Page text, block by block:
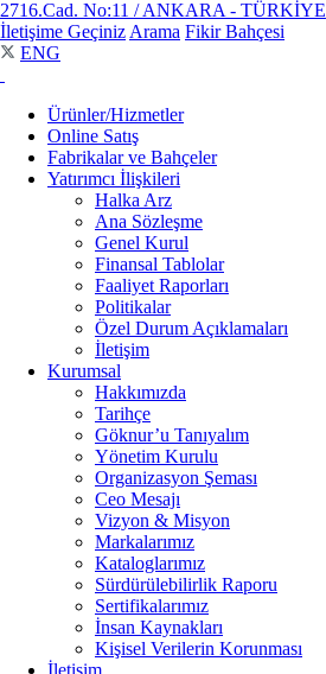
2716.Cad. No:11 / ANKARA - TÜRKİYE
İletişime Geçiniz Arama Fikir Bahçesi
ENG
Ürünler/Hizmetler
Online Satış
Fabrikalar ve Bahçeler
Yatırımcı İlişkileri
Halka Arz
Ana Sözleşme
Genel Kurul
Finansal Tablolar
Faaliyet Raporları
Politikalar
Özel Durum Açıklamaları
İletişim
Kurumsal
Hakkımızda
Tarihçe
Göknur’u Tanıyalım
Yönetim Kurulu
Organizasyon Şeması
Ceo Mesajı
Vizyon & Misyon
Markalarımız
Kataloglarımız
Sürdürülebilirlik Raporu
Sertifikalarımız
İnsan Kaynakları
Kişisel Verilerin Korunması
İletişim